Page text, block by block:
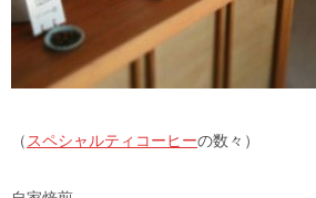
（スペシャルティコーヒーの数々）